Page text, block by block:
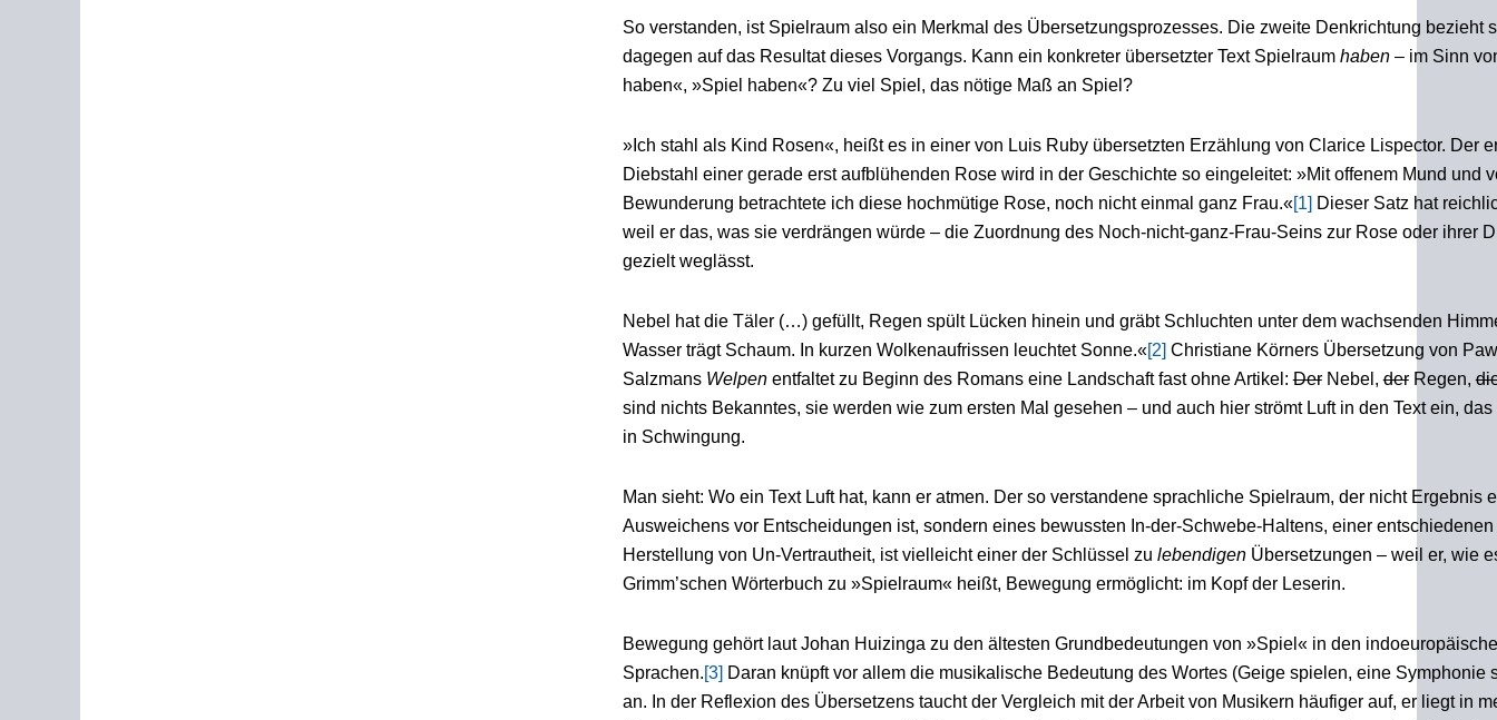
So verstanden, ist Spielraum also ein Merkmal des Übersetzungsprozesses. Die zweite Denkrichtung bezieht
dagegen auf das Resultat dieses Vorgangs. Kann ein konkreter übersetzter Text Spielraum haben– im Sinn
haben«, »Spiel haben«? Zu viel Spiel, das nötige Maß an Spiel?
»Ich stahl als Kind Rosen«, heißt es in einer von Luis Ruby übersetzten Erzählung von Clarice Lispector. Der
Diebstahl einer gerade erst aufblühenden Rose wird in der Geschichte so eingeleitet: »Mit offenem Mund und
Bewunderung betrachtete ich diese hochmütige Rose, noch nicht einmal ganz Frau.«[1] Dieser Satz hat
weil er das, was sie verdrängen würde – die Zuordnung des Noch-nicht-ganz-Frau-Seins zur Rose oder ihrer
gezielt weglässt.
Nebel hat die Täler (…) gefüllt, Regen spült Lücken hinein und gräbt Schluchten unter dem wachsenden
Wasser trägt Schaum. In kurzen Wolkenaufrissen leuchtet Sonne.«[2] Christiane Körners Übersetzung von
Salzmans Welpenentfaltet zu Beginn des Romans eine Landschaft fast ohne Artikel:DerNebel,derRegen,
sind nichts Bekanntes, sie werden wie zum ersten Mal gesehen – und auch hier strömt Luft in den Text ein,
in Schwingung.
Man sieht: Wo ein Text Luft hat, kann er atmen. Der so verstandene sprachliche Spielraum, der nicht Ergebnis
Ausweichens vor Entscheidungen ist, sondern eines bewussten In-der-Schwebe-Haltens, einer entschiedenen
Herstellung von Un-Vertrautheit, ist vielleicht einer der Schlüssel zu lebendigenÜbersetzungen – weil er, wie
Grimm’schen Wörterbuch zu »Spielraum« heißt, Bewegung ermöglicht: im Kopf der Leserin.
Bewegung gehört laut Johan Huizinga zu den ältesten Grundbedeutungen von »Spiel« in den
Sprachen.[3] Daran knüpft vor allem die musikalische Bedeutung des Wortes (Geige spielen, eine Symphonie
an. In der Reflexion des Übersetzens taucht der Vergleich mit der Arbeit von Musikern häufiger auf, er liegt in